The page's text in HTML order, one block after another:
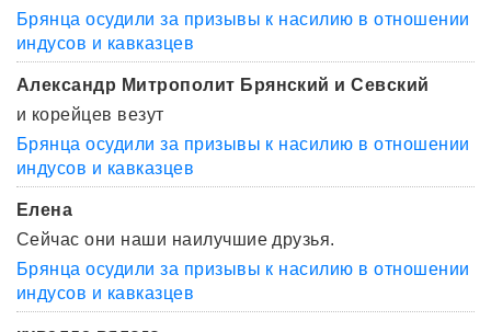
Брянца осудили за призывы к насилию в отношении
индусов и кавказцев
Александр Митрополит Брянский и Севский
и корейцев везут
Брянца осудили за призывы к насилию в отношении
индусов и кавказцев
Елена
Сейчас они наши наилучшие друзья.
Брянца осудили за призывы к насилию в отношении
индусов и кавказцев